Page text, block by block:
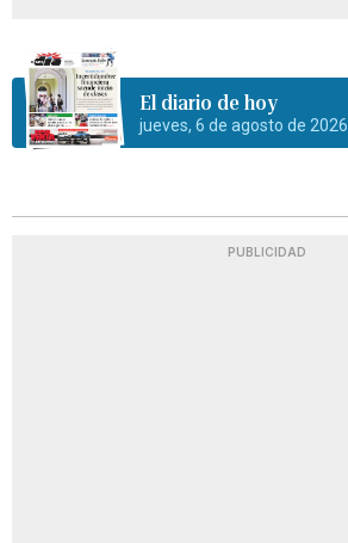
El diario de hoy
jueves, 6 de agosto de 2026
PUBLICIDAD